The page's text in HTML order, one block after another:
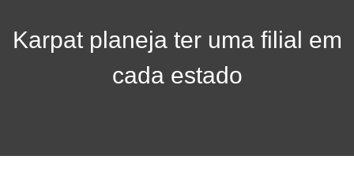
Karpat planeja ter uma filial em
cada estado